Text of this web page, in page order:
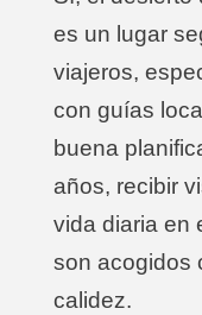
es un lugar
viajeros,
con guías
buena
años, recibir
vida diaria en
son acogidos
calidez.